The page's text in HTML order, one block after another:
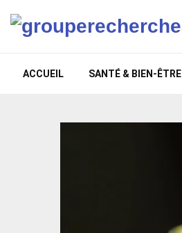
ACCUEIL SANTÉ & BIEN-ÊTRE